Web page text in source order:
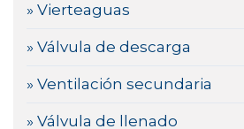
» Vierteaguas
» Válvula de descarga
» Ventilación secundaria
» Válvula de llenado